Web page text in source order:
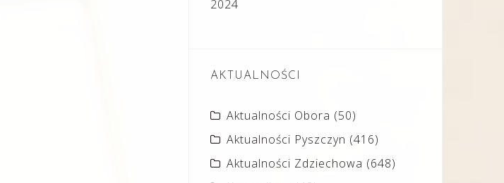
2024
AKTUALNOŚCI
Aktualności Obora (50)
Aktualności Pyszczyn (416)
Aktualności Zdziechowa (648)